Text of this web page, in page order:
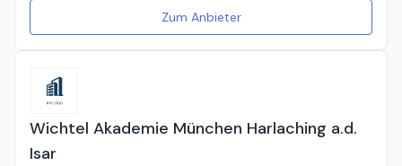
Zum Anbieter
Wichtel Akademie München Harlaching a.d.
Isar